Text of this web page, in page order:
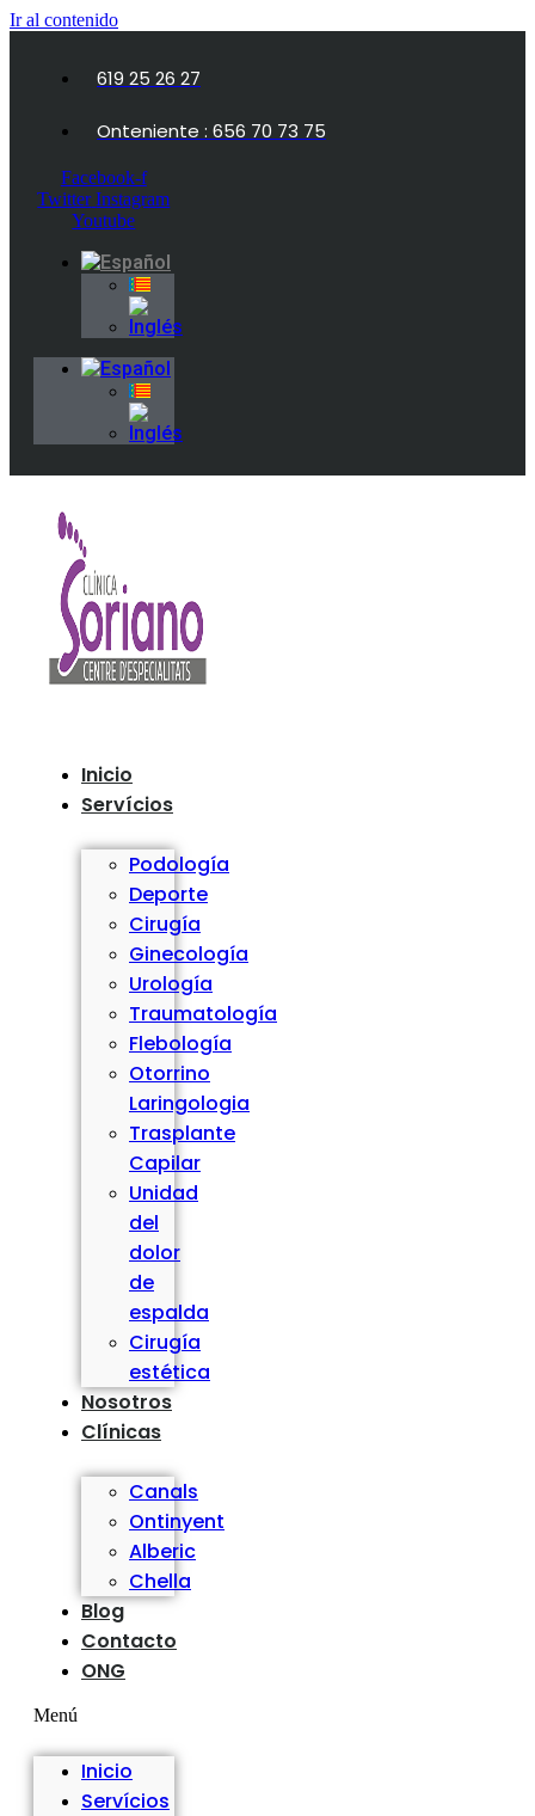
Ir al contenido
619 25 26 27
Onteniente : 656 70 73 75
Facebook-f
Twitter Instagram
Youtube
Inicio
Servícios
Podología
Deporte
Cirugía
Ginecología
Urología
Traumatología
Flebología
Otorrino
Laringologia
Trasplante
Capilar
Unidad
del
dolor
de
espalda
Cirugía
estética
Nosotros
Clínicas
Canals
Ontinyent
Alberic
Chella
Blog
Contacto
ONG
Menú
Inicio
Servícios